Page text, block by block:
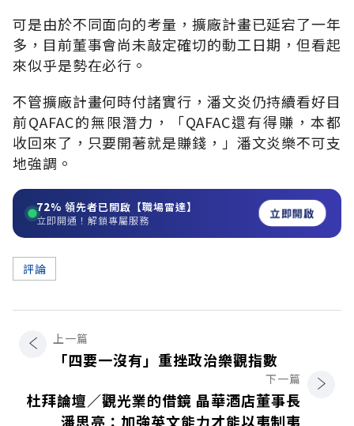
可是由於不同面向的考量，擴廠計畫已延宕了一年
多，目前董事會尚未敲定確切的動工日期，但看起
來似乎是勢在必行。
不管擴廠計畫何時付諸實行，潘文炎仍持續看好目
前QAFAC的無限潛力，「QAFAC還有得賺，本都
收回來了，只要開著就是賺錢，」潘文炎樂不可支
地強調。
72% 領先者已開啟【職場雷達】
立即開通！解鎖專屬服務 立即開啟
評論
上一篇
「四要一沒有」重挫政治樂觀指數
下一篇
杜拜論壇∕觀光業的借鏡 晶華酒店董事長
潘思亮：加強英文能力才能以夷制夷